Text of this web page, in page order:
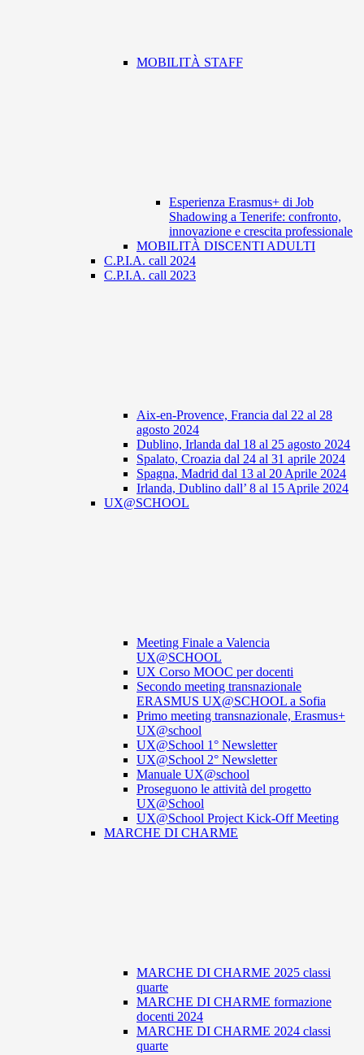
MOBILITÀ STAFF
Esperienza Erasmus+ di Job
Shadowing a Tenerife: confronto,
innovazione e crescita professionale
MOBILITÀ DISCENTI ADULTI
C.P.I.A. call 2024
C.P.I.A. call 2023
Aix-en-Provence, Francia dal 22 al 28
agosto 2024
Dublino, Irlanda dal 18 al 25 agosto 2024
Spalato, Croazia dal 24 al 31 aprile 2024
Spagna, Madrid dal 13 al 20 Aprile 2024
Irlanda, Dublino dall’ 8 al 15 Aprile 2024
UX@SCHOOL
Meeting Finale a Valencia
UX@SCHOOL
UX Corso MOOC per docenti
Secondo meeting transnazionale
ERASMUS UX@SCHOOL a Sofia
Primo meeting transnazionale, Erasmus+
UX@school
UX@School 1° Newsletter
UX@School 2° Newsletter
Manuale UX@school
Proseguono le attività del progetto
UX@School
UX@School Project Kick-Off Meeting
MARCHE DI CHARME
MARCHE DI CHARME 2025 classi
quarte
MARCHE DI CHARME formazione
docenti 2024
MARCHE DI CHARME 2024 classi
quarte